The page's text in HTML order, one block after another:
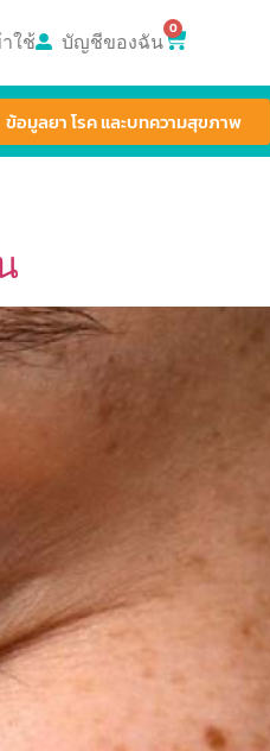
ใช้ บัญชีของฉัน 0
ข้อมูลยา โรค และบทความสุขภาพ